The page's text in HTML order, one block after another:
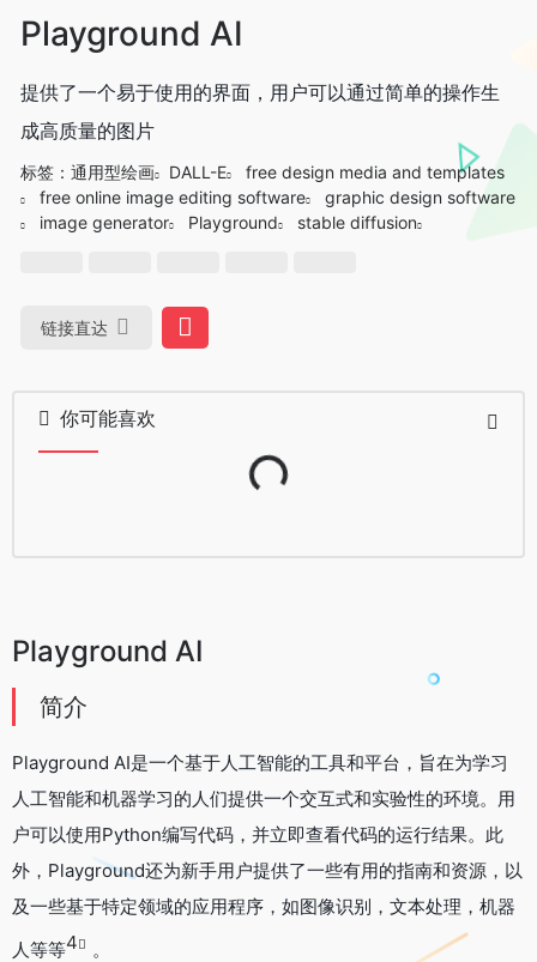
Playground AI
提供了一个易于使用的界面，用户可以通过简单的操作生
成高质量的图片
标签： 通用型绘画 DALL-E
free design media and templates
free online image editing software
graphic design software
image generator
Playground stable diffusion
链接直达
你可能喜欢 Loading...
Playground AI
简介
Playground AI是一个基于人工智能的工具和平台，旨在为学习
人工智能和机器学习的人们提供一个交互式和实验性的环境。用
户可以使用Python编写代码，并立即查看代码的运行结果。此
外，Playground还为新手用户提供了一些有用的指南和资源，以
及一些基于特定领域的应用程序，如图像识别，文本处理，机器
人等等4 。